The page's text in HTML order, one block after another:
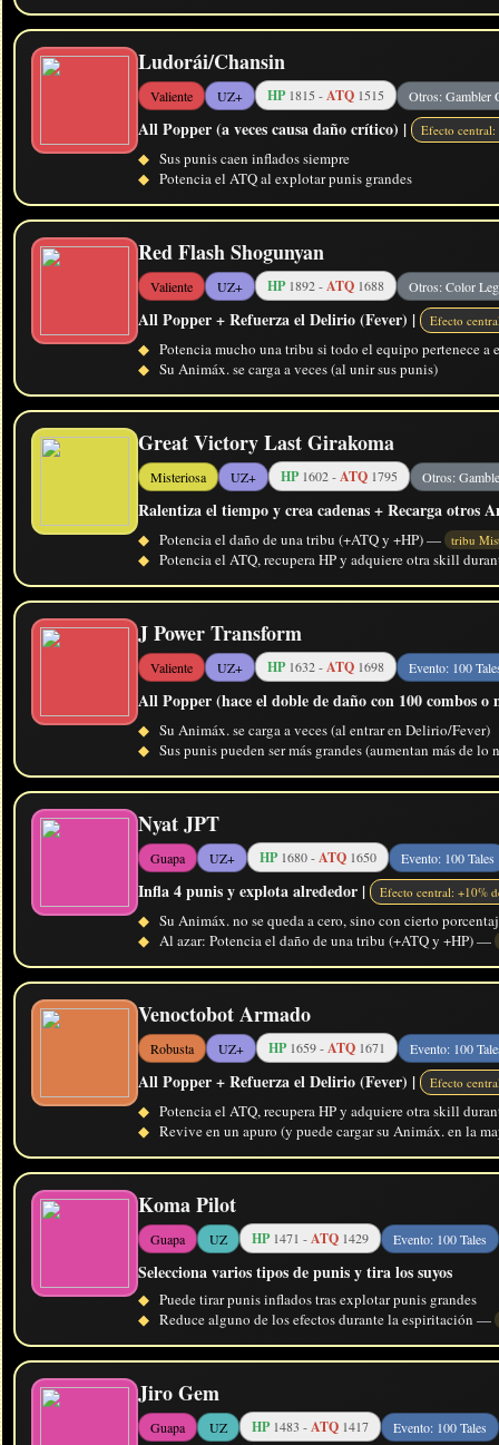
Ludorái/Chansin
Valiente UZ+ HP1815 -ATQ 1515 Otros: Gambler
All Popper (a veces causa daño crítico) | Efecto
◆ Sus punis caen inflados siempre
◆ Potencia el ATQ al explotar punis grandes
Red Flash Shogunyan
Valiente UZ+ HP1892 -ATQ 1688 Otros: Color
All Popper + Refuerza el Delirio (Fever) | Efecto
◆ Potencia mucho una tribu si todo el equipo pertenece
◆ Su Animáx. se carga a veces (al unir sus punis)
Great Victory Last Girakoma
Misteriosa UZ+ HP1602 -ATQ 1795 Otros:
Ralentiza el tiempo y crea cadenas + Recarga otros
◆ Potencia el daño de una tribu (+ATQ y +HP) — tribu
◆ Potencia el ATQ, recupera HP y adquiere otra skill
J Power Transform
Valiente UZ+ HP1632 -ATQ 1698 Evento: 100
All Popper (hace el doble de daño con 100 combos o
◆ Su Animáx. se carga a veces (al entrar en Delirio/Fever)
◆ Sus punis pueden ser más grandes (aumentan más de
Nyat JPT
Guapa UZ+ HP1680 -ATQ 1650 Evento: 100 Tales
Infla 4 punis y explota alrededor | Efecto central: +10%
◆ Su Animáx. no se queda a cero, sino con cierto
◆ Al azar: Potencia el daño de una tribu (+ATQ y +HP) —
Venoctobot Armado
Robusta UZ+ HP1659 -ATQ 1671 Evento: 100
All Popper + Refuerza el Delirio (Fever) | Efecto
◆ Potencia el ATQ, recupera HP y adquiere otra skill
◆ Revive en un apuro (y puede cargar su Animáx. en la
Koma Pilot
Guapa UZ HP1471 -ATQ 1429 Evento: 100 Tales
Selecciona varios tipos de punis y tira los suyos
◆ Puede tirar punis inflados tras explotar punis grandes
◆ Reduce alguno de los efectos durante la espiritación —
Jiro Gem
Guapa UZ HP1483 -ATQ 1417 Evento: 100 Tales